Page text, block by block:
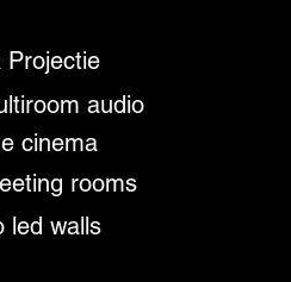
Projectie
audio
cinema
rooms
led walls